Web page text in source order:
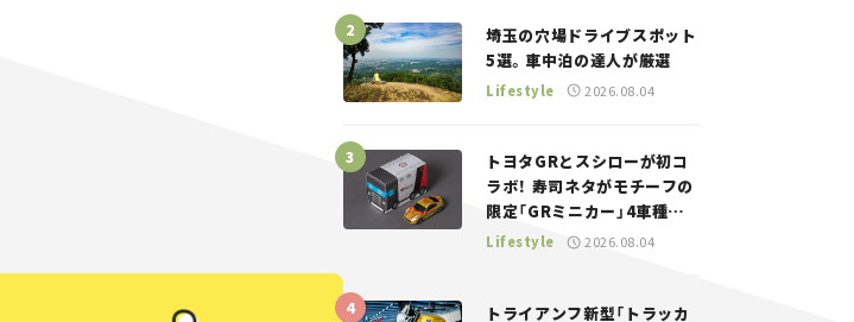
埼玉の穴場ドライブスポット
5選。車中泊の達人が厳選
Lifestyle 2026.08.04
トヨタGRとスシローが初コ
ラボ！ 寿司ネタがモチーフの
限定「GRミニカー」4車種が
登場。入手方法は？【クルマ
Lifestyle 2026.08.04
トライアンフ新型「トラッカ